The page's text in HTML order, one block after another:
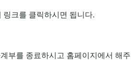
링크를 클릭하시면 됩니다.
부를 종료하시고 홈페이지에서 해